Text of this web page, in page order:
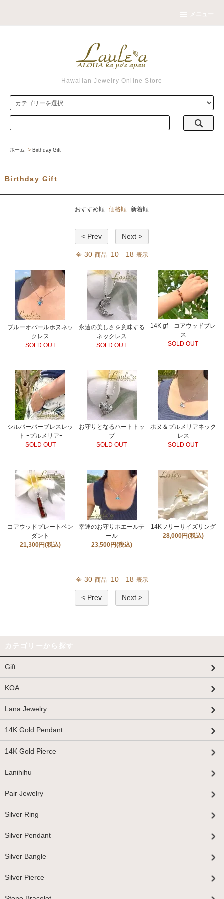
メニュー
Hawaiian Jewelry Online Store
ホーム > Birthday Gift
Birthday Gift
おすすめ順 価格順 新着順
< Prev Next >
全 30 商品 10 - 18 表示
ブルーオパールホヌネッ
クレス
SOLD OUT
永遠の美しさを意味する
ネックレス
SOLD OUT
14K gf コアウッドブレ
ス
SOLD OUT
シルバーバーブレスレッ
ト ｰプルメリアｰ
SOLD OUT
お守りとなるハートトッ
プ
SOLD OUT
ホヌ＆プルメリアネック
レス
SOLD OUT
コアウッドプレートペン
ダント
21,300円(税込)
幸運のお守りホエールテ
ール
23,500円(税込)
14Kフリーサイズリング
28,000円(税込)
全 30 商品 10 - 18 表示
< Prev Next >
カテゴリーから探す
Gift
KOA
Lana Jewelry
14K Gold Pendant
14K Gold Pierce
Lanihihu
Pair Jewelry
Silver Ring
Silver Pendant
Silver Bangle
Silver Pierce